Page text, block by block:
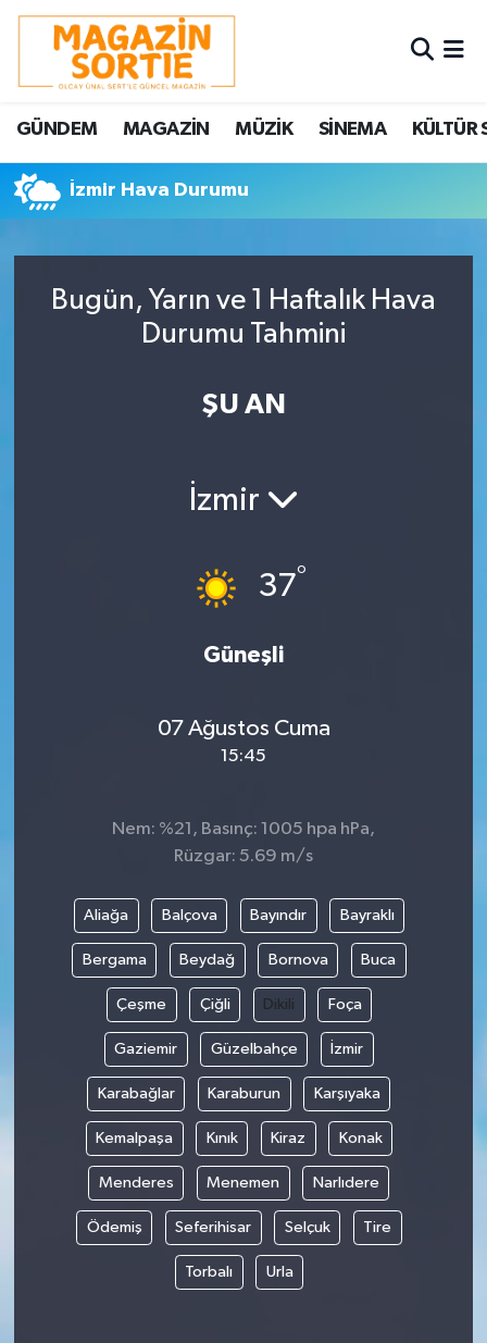
GÜNDEM MAGAZİN MÜZİK SİNEMA KÜLTÜR
İzmir Hava Durumu
Bugün, Yarın ve 1 Haftalık Hava
Durumu Tahmini
ŞU AN
İzmir
37°
Güneşli
07 Ağustos Cuma
15:45
Nem: %21, Basınç: 1005 hpa hPa,
Rüzgar: 5.69 m/s
Aliağa Balçova Bayındır Bayraklı
Bergama Beydağ Bornova Buca
Çeşme Çiğli Dikili Foça
Gaziemir Güzelbahçe İzmir
Karabağlar Karaburun Karşıyaka
Kemalpaşa Kınık Kiraz Konak
Menderes Menemen Narlıdere
Ödemiş Seferihisar Selçuk Tire
Torbalı Urla
Nöbetçi Eczaneler
Hava Durumu
Trafik Durumu
Tüm Manşetler